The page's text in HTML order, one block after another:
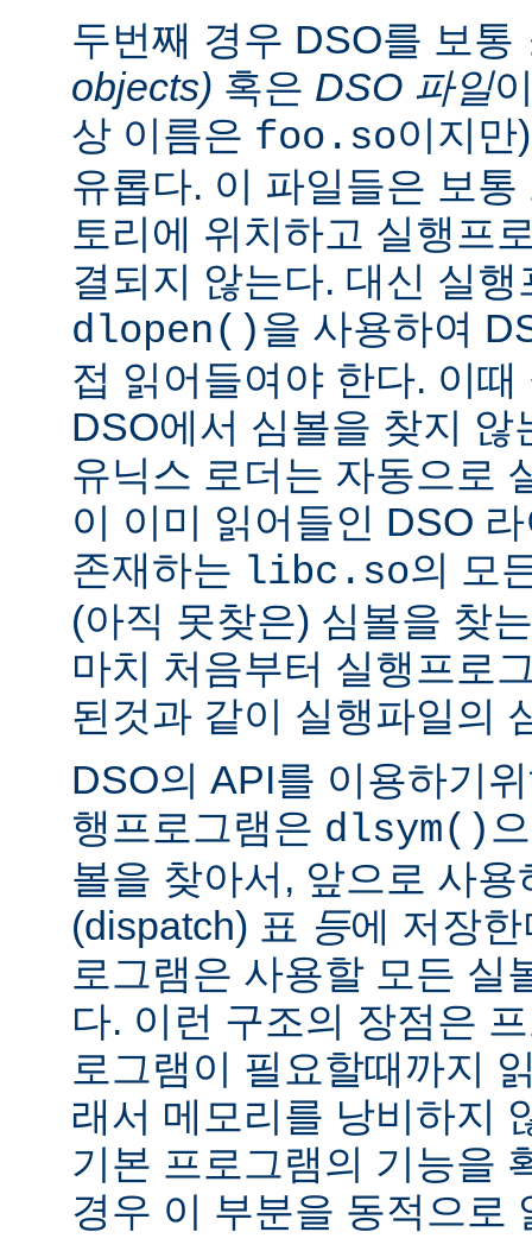
두번째 경우 DSO를 보통
objects) 혹은 DSO 파일
상 이름은 foo.so이지만
유롭다. 이 파일들은 보
토리에 위치하고 실행프
결되지 않는다. 대신 실
dlopen()을 사용하여
접 읽어들여야 한다. 이
DSO에서 심볼을 찾지 않
유닉스 로더는 자동으로
이 이미 읽어들인 DSO
존재하는 libc.so의 모
(아직 못찾은) 심볼을 찾
마치 처음부터 실행프로
된것과 같이 실행파일의
DSO의 API를 이용하기
행프로그램은 dlsym()
볼을 찾아서, 앞으로 사
(dispatch) 표 등에 저장
로그램은 사용할 모든 실
다. 이런 구조의 장점은
로그램이 필요할때까지
래서 메모리를 낭비하지
기본 프로그램의 기능을
경우 이 부분을 동적으로